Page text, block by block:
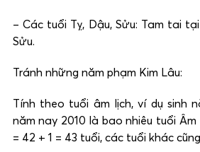
– Các tuổi Tỵ, Dậu, Sửu: Tam tai
Sửu.
Tránh những năm phạm Kim Lâu:
Tính theo tuổi âm lịch, ví dụ sinh
năm nay 2010 là bao nhiêu tuổi Âm
= 42 + 1 = 43 tuổi, các tuổi khác